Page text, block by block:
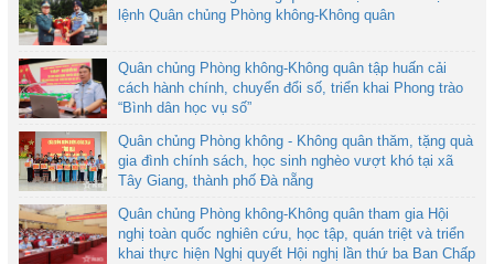
lệnh Quân chủng Phòng không-Không quân
Quân chủng Phòng không-Không quân tập huấn cải
cách hành chính, chuyển đổi số, triển khai Phong trào
“Bình dân học vụ số”
Quân chủng Phòng không - Không quân thăm, tặng quà
gia đình chính sách, học sinh nghèo vượt khó tại xã
Tây Giang, thành phố Đà nẵng
Quân chủng Phòng không-Không quân tham gia Hội
nghị toàn quốc nghiên cứu, học tập, quán triệt và triển
khai thực hiện Nghị quyết Hội nghị lần thứ ba Ban Chấp